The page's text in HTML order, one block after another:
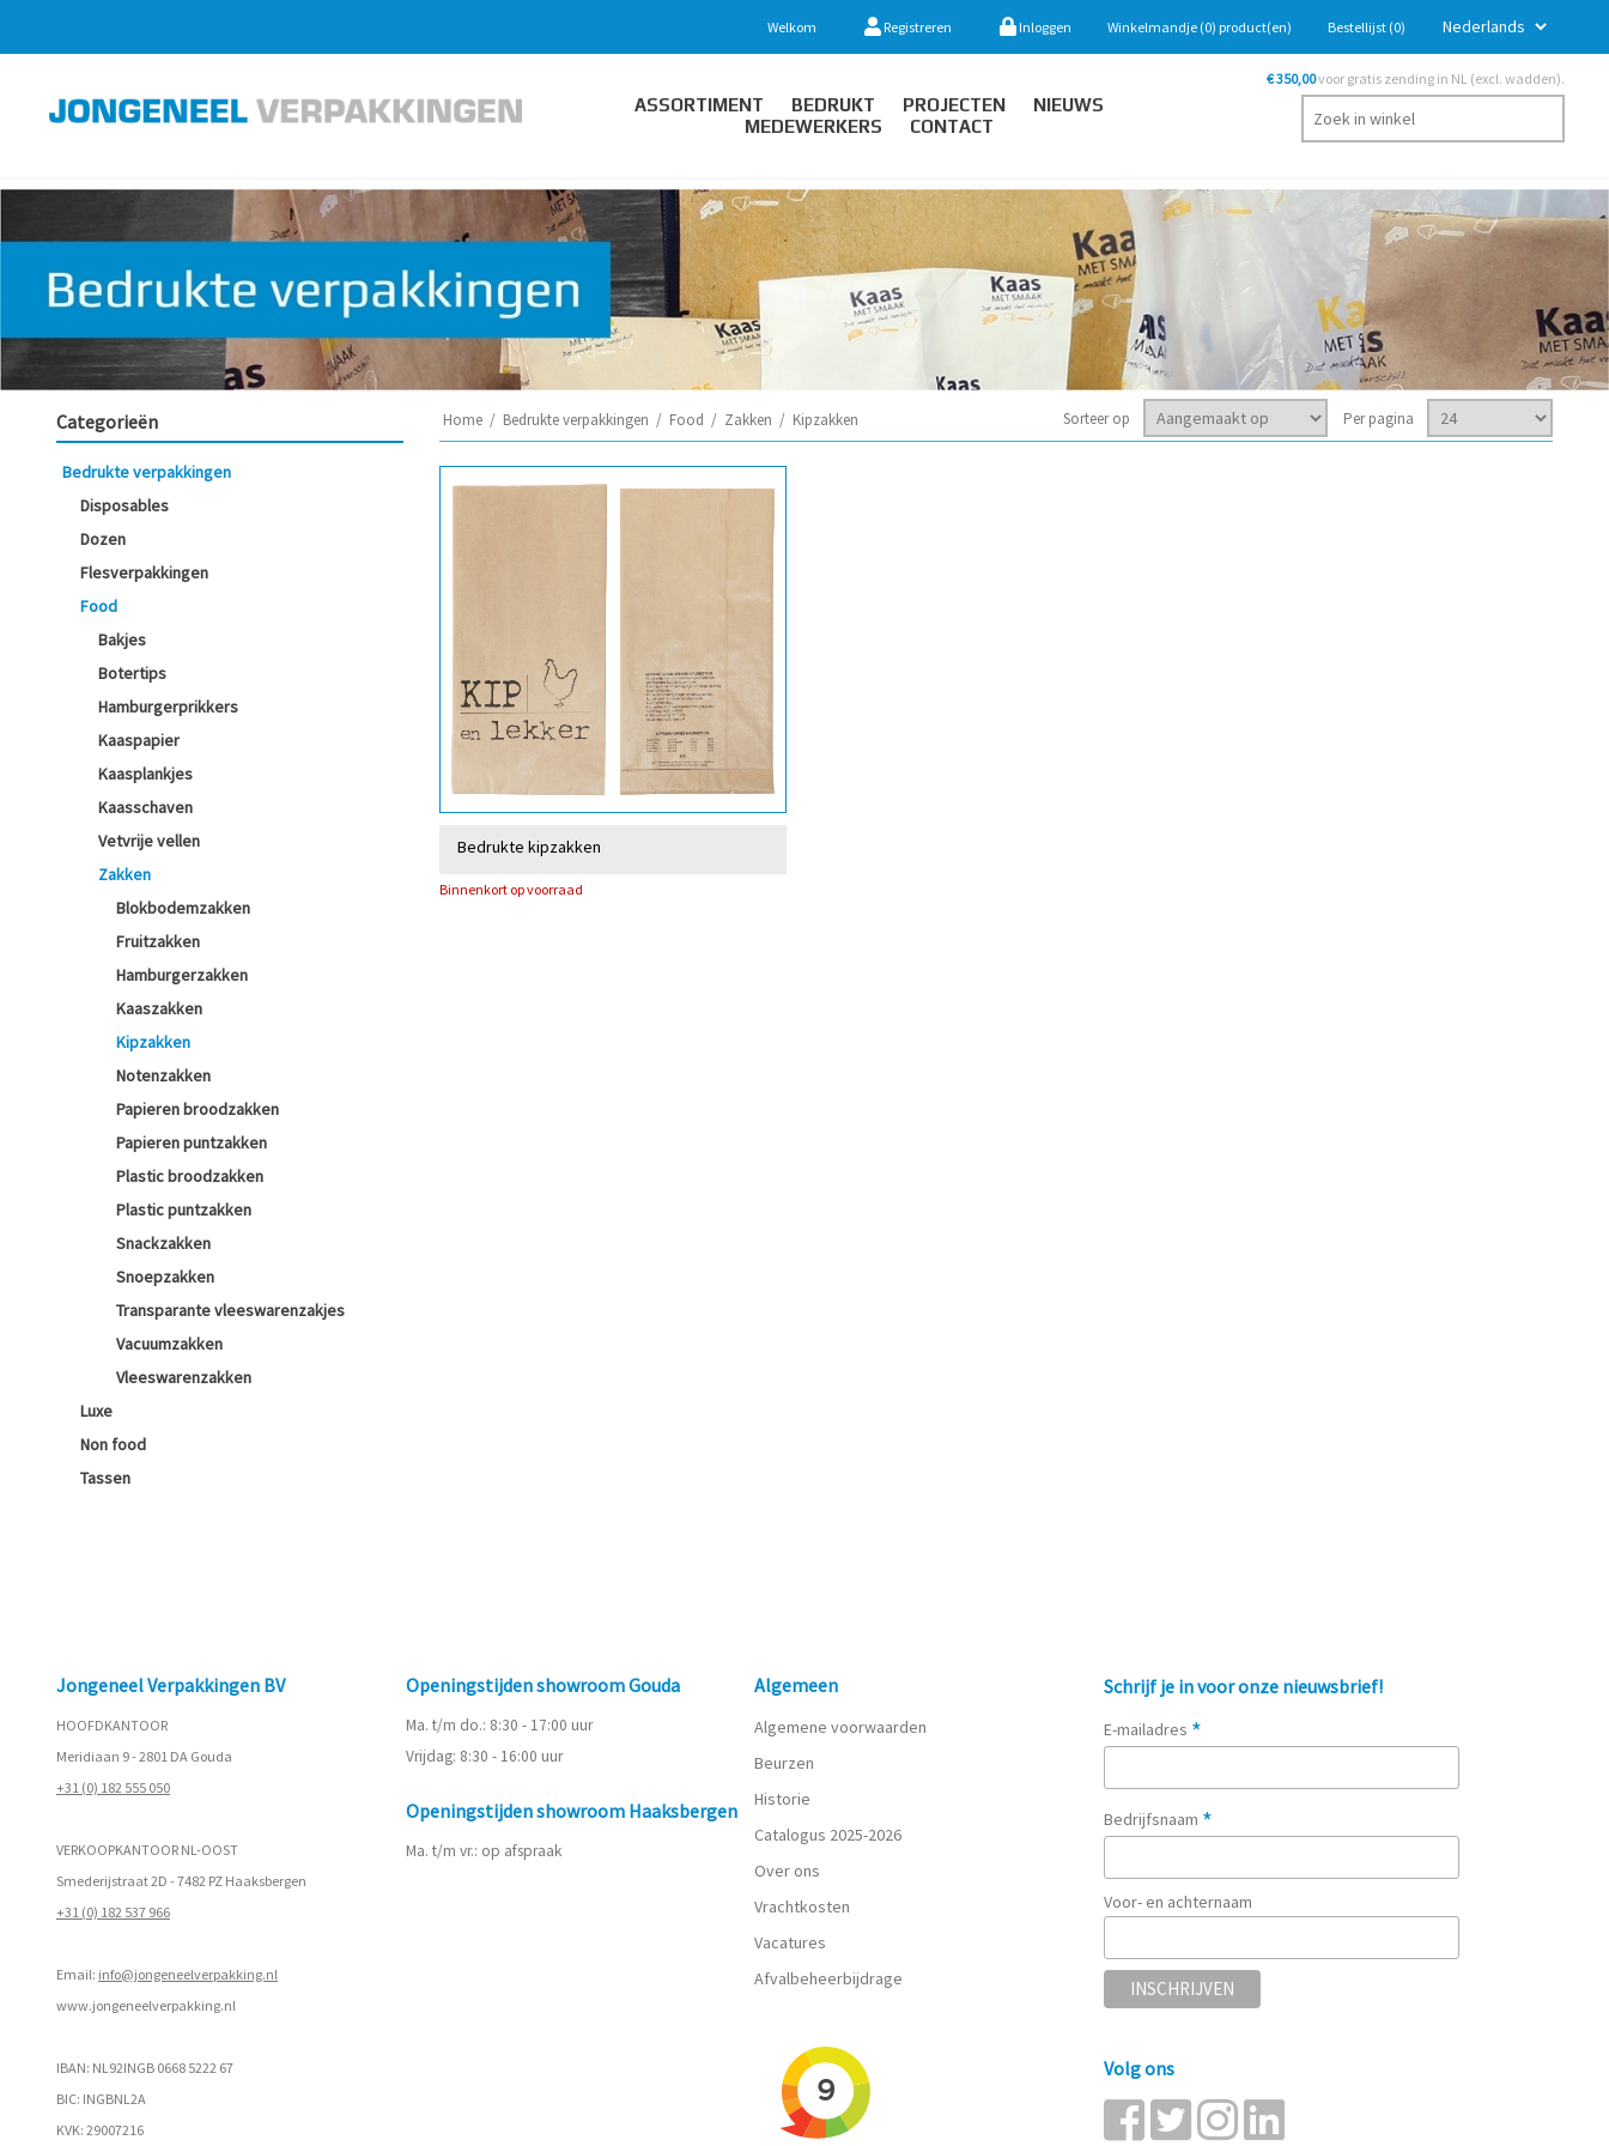
Welkom Registreren Inloggen Winkelmandje (0) product(en) Bestellijst (0)
ASSORTIMENT BEDRUKT PROJECTEN
NIEUWS
MEDEWERKERS
CONTACT
€ 350,00voor gratis zending in NL (excl. wadden).
Categorieën
Bedrukte verpakkingen
Disposables
Dozen
Flesverpakkingen
Food
Bakjes
Botertips
Hamburgerprikkers
Kaaspapier
Kaasplankjes
Kaasschaven
Vetvrije vellen
Zakken
Blokbodemzakken
Fruitzakken
Hamburgerzakken
Kaaszakken
Kipzakken
Notenzakken
Papieren broodzakken
Papieren puntzakken
Plastic broodzakken
Plastic puntzakken
Snackzakken
Snoepzakken
Transparante vleeswarenzakjes
Vacuumzakken
Vleeswarenzakken
Luxe
Non food
Tassen
Home / Bedrukte verpakkingen / Food / Zakken / Kipzakken Sorteer op Per pagina
Bedrukte kipzakken
Binnenkort op voorraad
Jongeneel Verpakkingen BV
HOOFDKANTOOR
Meridiaan 9 - 2801 DA Gouda
+31 (0) 182 555 050
VERKOOPKANTOOR NL-OOST
Smederijstraat 2D - 7482 PZ Haaksbergen
+31 (0) 182 537 966
Email: info@jongeneelverpakking.nl
www.jongeneelverpakking.nl
IBAN: NL92INGB 0668 5222 67
BIC: INGBNL2A
KVK: 29007216
Openingstijden showroom Gouda
Ma. t/m do.: 8:30 - 17:00 uur
Vrijdag: 8:30 - 16:00 uur
Openingstijden showroom Haaksbergen
Ma. t/m vr.: op afspraak
Algemeen
Algemene voorwaarden
Beurzen
Historie
Catalogus 2025-2026
Over ons
Vrachtkosten
Vacatures
Afvalbeheerbijdrage
Schrijf je in voor onze nieuwsbrief!
E-mailadres *
Bedrijfsnaam *
Voor- en achternaam
Volg ons